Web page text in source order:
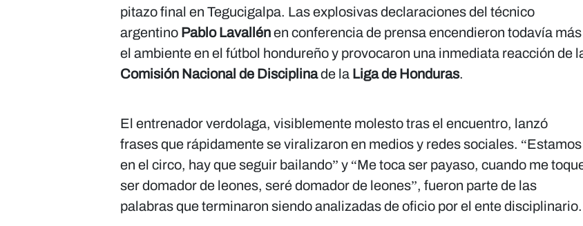
pitazo final en Tegucigalpa. Las explosivas declaraciones del técnico
argentino Pablo Lavallénen conferencia de prensa encendieron todavía más
el ambiente en el fútbol hondureño y provocaron una inmediata reacción de
Comisión Nacional de Disciplinade la Liga de Honduras.
El entrenador verdolaga, visiblemente molesto tras el encuentro, lanzó
frases que rápidamente se viralizaron en medios y redes sociales. “Estamos
en el circo, hay que seguir bailando” y “Me toca ser payaso, cuando me
ser domador de leones, seré domador de leones”, fueron parte de las
palabras que terminaron siendo analizadas de oficio por el ente disciplinario.